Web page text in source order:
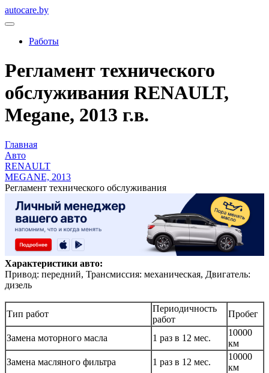
autocare.by
Работы
Регламент технического
обслуживания RENAULT,
Megane, 2013 г.в.
Главная
Авто
RENAULT
MEGANE, 2013
Регламент технического обслуживания
Характеристики авто:
Привод: передний, Трансмиссия: механическая, Двигатель:
дизель
Тип работ
Периодичность
работ
Пробег
Замена моторного масла 1 раз в 12 мес.
10000
км
Замена масляного фильтра
1 раз в 12 мес.
10000
км